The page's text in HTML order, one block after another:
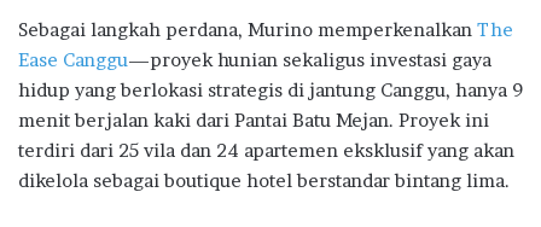
Sebagai langkah perdana, Murino memperkenalkan The
Ease Canggu—proyek hunian sekaligus investasi gaya
hidup yang berlokasi strategis di jantung Canggu, hanya 9
menit berjalan kaki dari Pantai Batu Mejan. Proyek ini
terdiri dari 25 vila dan 24 apartemen eksklusif yang akan
dikelola sebagai boutique hotel berstandar bintang lima.